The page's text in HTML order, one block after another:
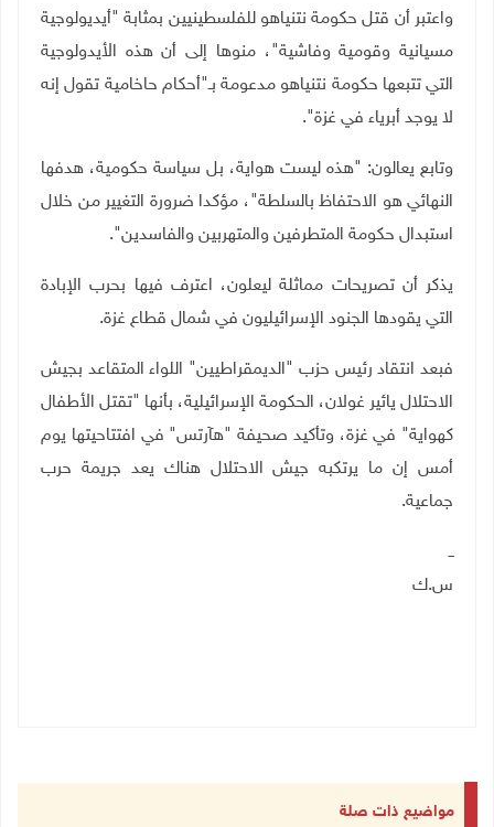
واعتبر أن قتل حكومة نتنياهو للفلسطينيين بمثابة "أيديولوجية
مسيانية وقومية وفاشية"، منوها إلى أنهذه الأيدولوجية
التي تتبعها حكومة نتنياهو مدعومة بـ"أحكام حاخامية تقول إنه
لا يوجد أبرياء في غزة".
وتابع يعالون: "هذه ليست هواية، بل سياسة حكومية، هدفها
النهائي هو الاحتفاظ بالسلطة"، مؤكدا ضرورة التغيير من خلال
استبدال حكومة المتطرفين والمتهربين والفاسدين".
يذكر أن تصريحات مماثلة ليعلون، اعترف فيها بحرب الإبادة
التي يقودها الجنود الإسرائيليون في شمال قطاع غزة.
فبعد انتقاد رئيس حزب "الديمقراطيين" اللواء المتقاعد بجيش
الاحتلال يائير غولان، الحكومة الإسرائيلية، بأنها "تقتل الأطفال
كهواية" في غزة، وتأكيد صحيفة "هآرتس" في افتتاحيتها يوم
أمس إن ما يرتكبه جيش الاحتلال هناك يعد جريمة حرب
جماعية.
ــ
س.ك
مواضيع ذات صلة